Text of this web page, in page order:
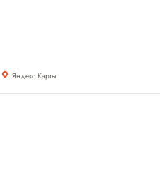
Яндекс Карты